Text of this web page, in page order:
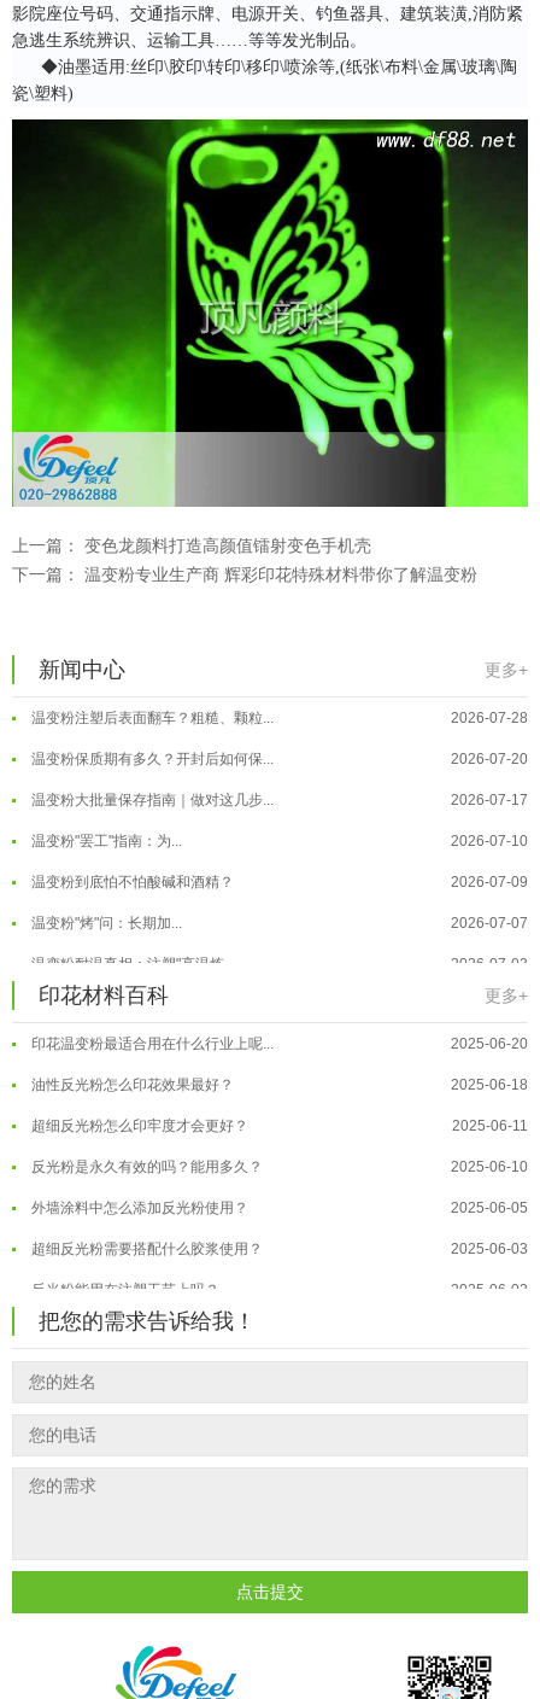
影院座位号码、交通指示牌、电源开关、钓鱼器具、建筑装潢,消防紧
急逃生系统辨识、运输工具……等等发光制品。
◆油墨适用:丝印\胶印\转印\移印\喷涂等,(纸张\布料\金属\玻璃\陶
瓷\塑料)
上一篇： 变色龙颜料打造高颜值镭射变色手机壳
下一篇： 温变粉专业生产商 辉彩印花特殊材料带你了解温变粉
新闻中心 更多+
温变粉适合做热变还是冷变？ 2026-08-04
温变粉注塑后表面翻车？粗糙、颗粒... 2026-07-28
温变粉保质期有多久？开封后如何保... 2026-07-20
温变粉大批量保存指南｜做对这几步... 2026-07-17
温变粉"罢工"指南：为... 2026-07-10
温变粉到底怕不怕酸碱和酒精？ 2026-07-09
温变粉"烤"问：长期加... 2026-07-07
温变粉耐温真相：注塑"高温炼... 2026-07-03
夜间安全卫士：丝印反光粉搭配全攻... 2026-01-20
温变粉可以做防伪标签、温变防伪吗... 2026-08-05
温变粉适合做热变还是冷变？ 2026-08-04
温变粉注塑后表面翻车？粗糙、颗粒... 2026-07-28
温变粉保质期有多久？开封后如何保... 2026-07-20
温变粉大批量保存指南｜做对这几步... 2026-07-17
温变粉"罢工"指南：为... 2026-07-10
温变粉到底怕不怕酸碱和酒精？ 2026-07-09
温变粉"烤"问：长期加...
温变粉耐温真相：注塑"高温炼... 2026-07-03
夜间安全卫士：丝印反光粉搭配全攻... 2026-01-20
印花材料百科 更多+
温变粉丝印到底用多少目网版？这篇...
反光粉太久不用结块要怎么处理？ 2025-07-11
印花温变粉最适合用在什么行业上呢... 2025-06-20
油性反光粉怎么印花效果最好？ 2025-06-18
超细反光粉怎么印牢度才会更好？ 2025-06-11
反光粉是永久有效的吗？能用多久？ 2025-06-10
外墙涂料中怎么添加反光粉使用？ 2025-06-05
超细反光粉需要搭配什么胶浆使用？ 2025-06-03
反光粉能用在注塑工艺上吗？ 2025-06-02
反光粉可以混合其他颜料一起使用吗...
温变粉丝印到底用多少目网版？这篇... 2026-06-11
反光粉太久不用结块要怎么处理？ 2025-07-11
印花温变粉最适合用在什么行业上呢...
油性反光粉怎么印花效果最好？
反光粉是永久有效的吗？能用多久？ 2025-06-10
外墙涂料中怎么添加反光粉使用？ 2025-06-05
超细反光粉需要搭配什么胶浆使用？
反光粉能用在注塑工艺上吗？ 2025-06-02
把您的需求告诉给我！
点击提交